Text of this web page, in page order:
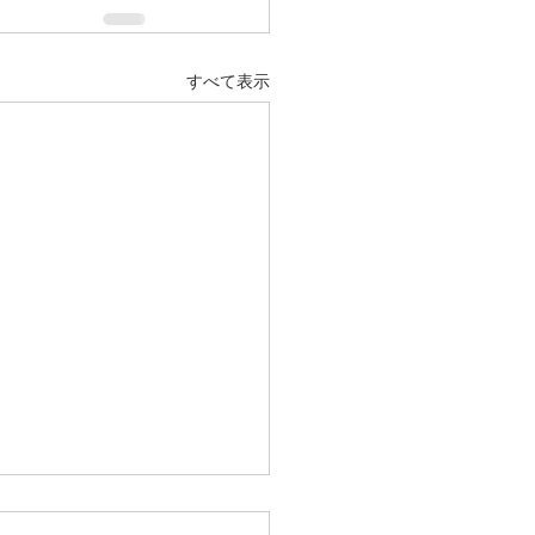
すべて表示
宣言書を作る理由